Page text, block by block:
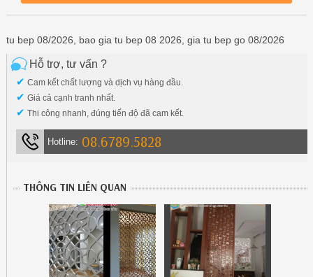
tu bep 08/2026, bao gia tu bep 08 2026, gia tu bep go 08/2026
Hỗ trợ, tư vấn ?
✔ Cam kết chất lượng và dịch vụ hàng đầu.
✔ Giá cả cạnh tranh nhất.
✔ Thi công nhanh, đúng tiến độ đã cam kết.
Hotline: 08.6789.5828
THÔNG TIN LIÊN QUAN